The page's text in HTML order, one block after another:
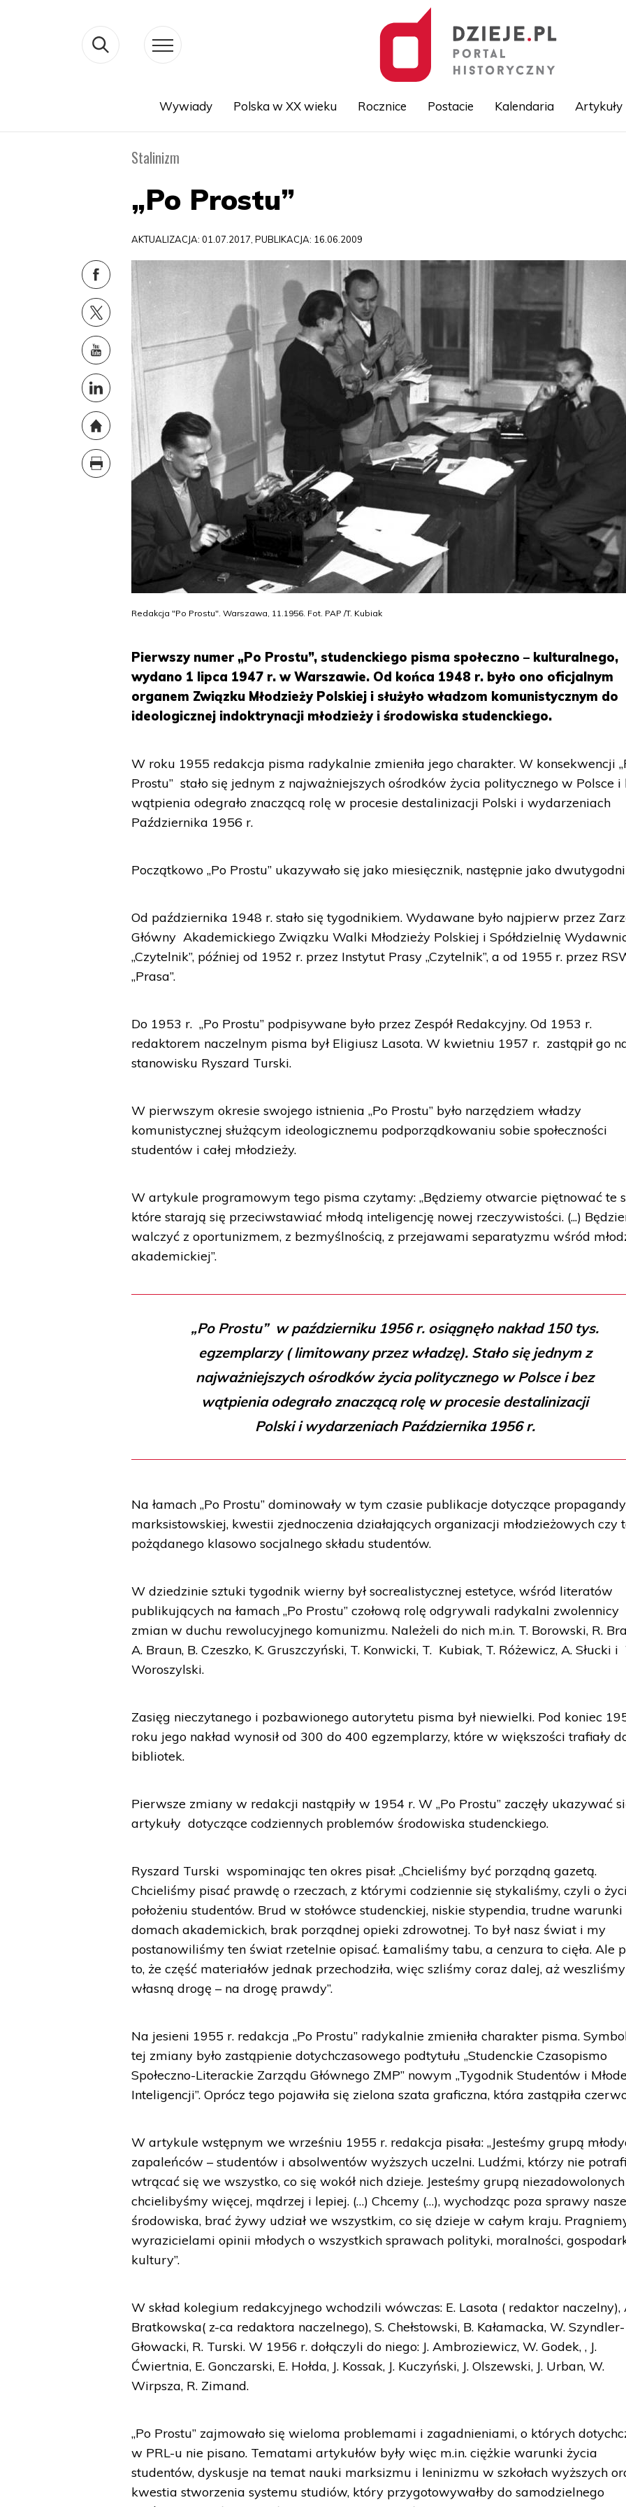
Wywiady Polska w XX wieku Rocznice Postacie Kalendaria Artykuły
Stalinizm
„Po Prostu”
AKTUALIZACJA: 01.07.2017, PUBLIKACJA: 16.06.2009
Redakcja "Po Prostu". Warszawa, 11.1956. Fot. PAP /T. Kubiak
Pierwszy numer „Po Prostu”, studenckiego pisma społeczno – kulturalnego,
wydano 1 lipca 1947 r. w Warszawie. Od końca 1948 r. było ono oficjalnym
organem Związku Młodzieży Polskiej i służyło władzom komunistycznym do
ideologicznej indoktrynacji młodzieży i środowiska studenckiego.
W roku 1955 redakcja pisma radykalnie zmieniła jego charakter. W konsekwencji
Prostu” stało się jednym z najważniejszych ośrodków życia politycznego w Polsce i
wątpienia odegrało znaczącą rolę w procesie destalinizacji Polski i wydarzeniach
Października 1956 r.
Początkowo „Po Prostu” ukazywało się jako miesięcznik, następnie jako
Od października 1948 r. stało się tygodnikiem. Wydawane było najpierw przez
Główny Akademickiego Związku Walki Młodzieży Polskiej i Spółdzielnię
„Czytelnik”, później od 1952 r. przez Instytut Prasy „Czytelnik”, a od 1955 r. przez
„Prasa”.
Do 1953 r. „Po Prostu” podpisywane było przez Zespół Redakcyjny. Od 1953 r.
redaktorem naczelnym pisma był Eligiusz Lasota. W kwietniu 1957 r. zastąpił go
stanowisku Ryszard Turski.
W pierwszym okresie swojego istnienia „Po Prostu” było narzędziem władzy
komunistycznej służącym ideologicznemu podporządkowaniu sobie społeczności
studentów i całej młodzieży.
W artykule programowym tego pisma czytamy: „Będziemy otwarcie piętnować te
które starają się przeciwstawiać młodą inteligencję nowej rzeczywistości. (...)
walczyć z oportunizmem, z bezmyślnością, z przejawami separatyzmu wśród
akademickiej”.
„Po Prostu” w październiku 1956 r. osiągnęło nakład 150 tys.
egzemplarzy ( limitowany przez władzę). Stało się jednym z
najważniejszych ośrodków życia politycznego w Polsce i bez
wątpienia odegrało znaczącą rolę w procesie destalinizacji
Polski i wydarzeniach Października 1956 r.
Na łamach „Po Prostu” dominowały w tym czasie publikacje dotyczące propagandy
marksistowskiej, kwestii zjednoczenia działających organizacji młodzieżowych czy
pożądanego klasowo socjalnego składu studentów.
W dziedzinie sztuki tygodnik wierny był socrealistycznej estetyce, wśród literatów
publikujących na łamach „Po Prostu” czołową rolę odgrywali radykalni zwolennicy
zmian w duchu rewolucyjnego komunizmu. Należeli do nich m.in. T. Borowski, R.
A. Braun, B. Czeszko, K. Gruszczyński, T. Konwicki, T. Kubiak, T. Różewicz, A. Słucki i
Woroszylski.
Zasięg nieczytanego i pozbawionego autorytetu pisma był niewielki. Pod koniec
roku jego nakład wynosił od 300 do 400 egzemplarzy, które w większości trafiały
bibliotek.
Pierwsze zmiany w redakcji nastąpiły w 1954 r. W „Po Prostu” zaczęły ukazywać
artykuły dotyczące codziennych problemów środowiska studenckiego.
Ryszard Turski wspominając ten okres pisał: „Chcieliśmy być porządną gazetą.
Chcieliśmy pisać prawdę o rzeczach, z którymi codziennie się stykaliśmy, czyli o
położeniu studentów. Brud w stołówce studenckiej, niskie stypendia, trudne
domach akademickich, brak porządnej opieki zdrowotnej. To był nasz świat i my
postanowiliśmy ten świat rzetelnie opisać. Łamaliśmy tabu, a cenzura to cięła. Ale
to, że część materiałów jednak przechodziła, więc szliśmy coraz dalej, aż
własną drogę – na drogę prawdy”.
Na jesieni 1955 r. redakcja „Po Prostu” radykalnie zmieniła charakter pisma.
tej zmiany było zastąpienie dotychczasowego podtytułu „Studenckie Czasopismo
Społeczno-Literackie Zarządu Głównego ZMP” nowym „Tygodnik Studentów i
Inteligencji”. Oprócz tego pojawiła się zielona szata graficzna, która zastąpiła
W artykule wstępnym we wrześniu 1955 r. redakcja pisała: „Jesteśmy grupą
zapaleńców – studentów i absolwentów wyższych uczelni. Ludźmi, którzy nie
wtrącać się we wszystko, co się wokół nich dzieje. Jesteśmy grupą
chcielibyśmy więcej, mądrzej i lepiej. (…) Chcemy (…), wychodząc poza sprawy
środowiska, brać żywy udział we wszystkim, co się dzieje w całym kraju.
wyrazicielami opinii młodych o wszystkich sprawach polityki, moralności,
kultury”.
W skład kolegium redakcyjnego wchodzili wówczas: E. Lasota ( redaktor naczelny),
Bratkowska( z-ca redaktora naczelnego), S. Chełstowski, B. Kałamacka, W. Szyndler-
Głowacki, R. Turski. W 1956 r. dołączyli do niego: J. Ambroziewicz, W. Godek, , J.
Ćwiertnia, E. Gonczarski, E. Hołda, J. Kossak, J. Kuczyński, J. Olszewski, J. Urban, W.
Wirpsza, R. Zimand.
„Po Prostu” zajmowało się wieloma problemami i zagadnieniami, o których
w PRL-u nie pisano. Tematami artykułów były więc m.in. ciężkie warunki życia
studentów, dyskusje na temat nauki marksizmu i leninizmu w szkołach wyższych
kwestia stworzenia systemu studiów, który przygotowywałby do samodzielnego